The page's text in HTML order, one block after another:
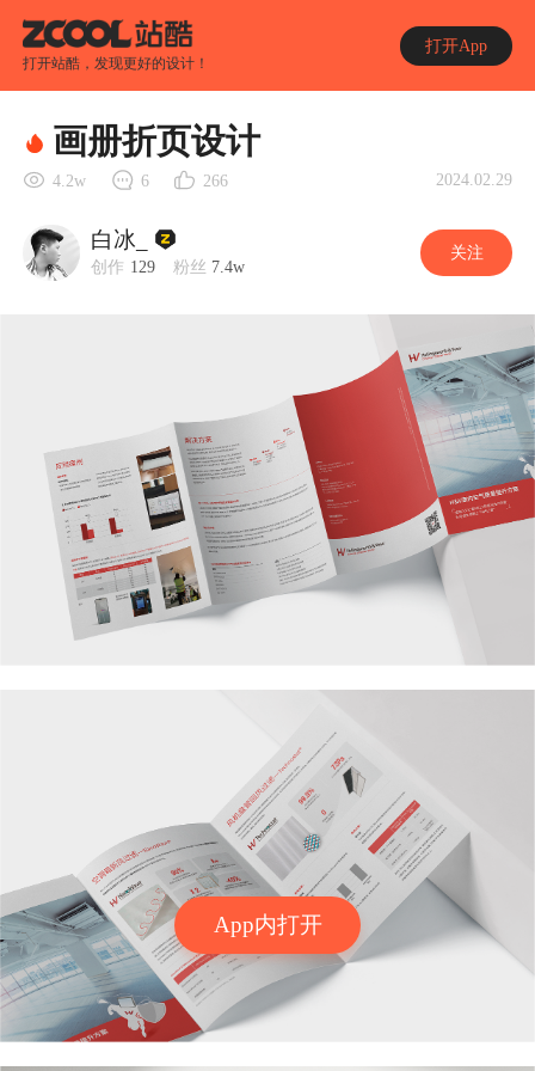
打开站酷，发现更好的设计！
打开App
App内打开
画册折页设计
4.2w 6 266 2024.02.29
白冰_
创作 129 粉丝 7.4w
关注